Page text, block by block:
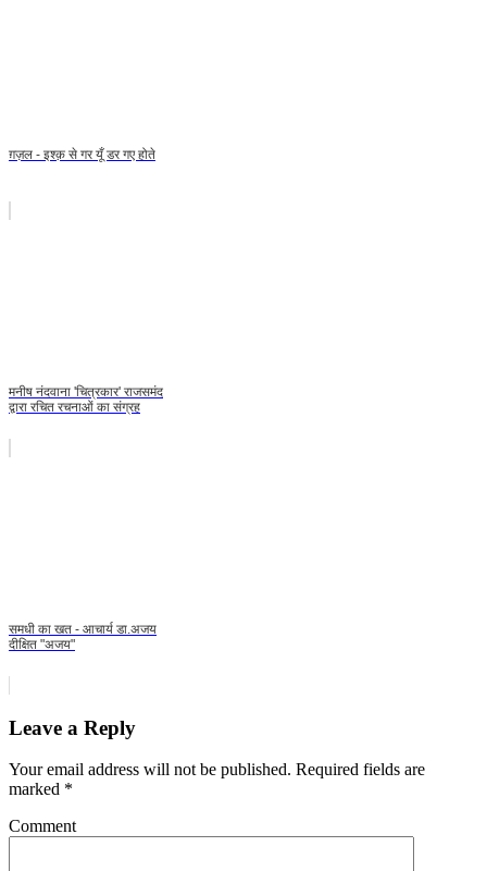
ग़ज़ल - इश्क़ से गर यूँ डर गए होते
मनीष नंदवाना 'चित्रकार' राजसमंद
द्वारा रचित रचनाओं का संग्रह
समधी का खत - आचार्य डा.अजय
दीक्षित "अजय"
Leave a Reply
Your email address will not be published. Required fields are
marked *
Comment